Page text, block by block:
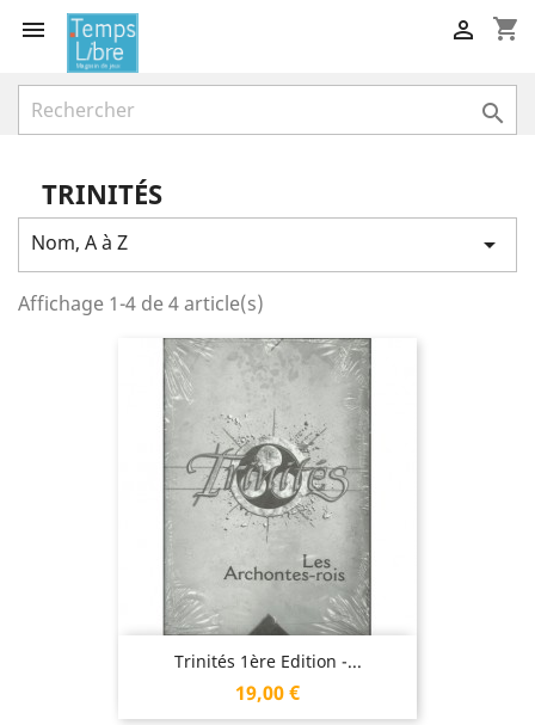
 shopping_cart


TRINITÉS
Nom, A à Z 
Affichage 1-4 de 4 article(s)
Trinités 1ère Edition -...
Prix
19,00 €